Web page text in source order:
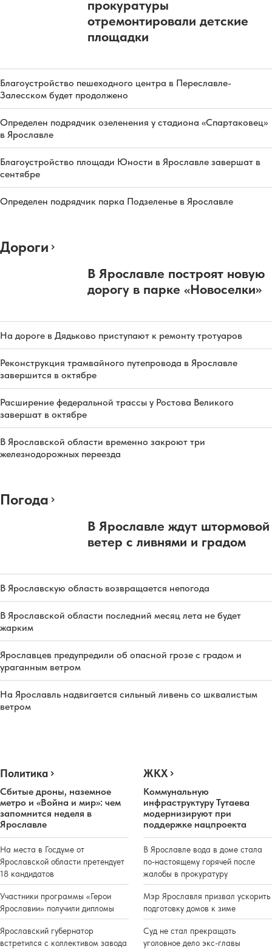
прокуратуры
отремонтировали детские
площадки
Благоустройство пешеходного центра в Переславле-
Залесском будет продолжено
Определен подрядчик озеленения у стадиона «Спартаковец»
в Ярославле
Благоустройство площади Юности в Ярославле завершат в
сентябре
Определен подрядчик парка Подзеленье в Ярославле
Дороги
В Ярославле построят новую
дорогу в парке «Новоселки»
На дороге в Дядьково приступают к ремонту тротуаров
Реконструкция трамвайного путепровода в Ярославле
завершится в октябре
Расширение федеральной трассы у Ростова Великого
завершат в октябре
В Ярославской области временно закроют три
железнодорожных переезда
Погода
В Ярославле ждут штормовой
ветер с ливнями и градом
В Ярославскую область возвращается непогода
В Ярославской области последний месяц лета не будет
жарким
Ярославцев предупредили об опасной грозе с градом и
ураганным ветром
На Ярославль надвигается сильный ливень со шквалистым
ветром
Политика
Сбитые дроны, наземное
метро и «Война и мир»: чем
запомнится неделя в
Ярославле
На места в Госдуме от
Ярославской области претендует
18 кандидатов
Участники программы «Герои
Ярославии» получили дипломы
Ярославский губернатор
встретился с коллективом завода
ЖКХ
Коммунальную
инфраструктуру Тутаева
модернизируют при
поддержке нацпроекта
В Ярославле вода в доме стала
по-настоящему горячей после
жалобы в прокуратуру
Мэр Ярославля призвал ускорить
подготовку домов к зиме
Суд не стал прекращать
уголовное дело экс-главы